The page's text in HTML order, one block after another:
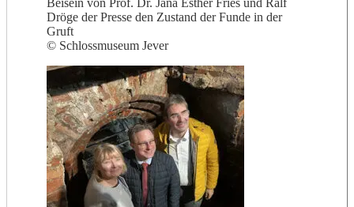
Beisein von Prof. Dr. Jana Esther Fries und Ralf
Dröge der Presse den Zustand der Funde in der
Gruft
© Schlossmuseum Jever